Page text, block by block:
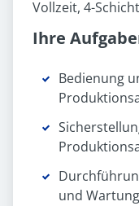
Vollzeit, 4-
Ihre
Bedienung
und